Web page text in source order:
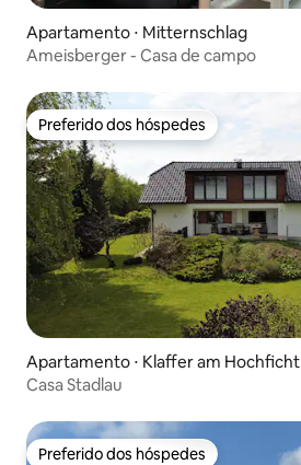
Apartamento ⋅ Mitternschlag
Ameisberger - Casa de campo
Preferido dos hóspedes
Preferido dos hóspedes
Apartamento ⋅ Klaffer am Hochficht
Casa Stadlau
Preferido dos hóspedes